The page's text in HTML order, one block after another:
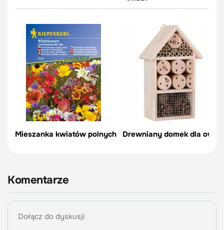
Mieszanka kwiatów polnych Drewniany domek dla
Komentarze